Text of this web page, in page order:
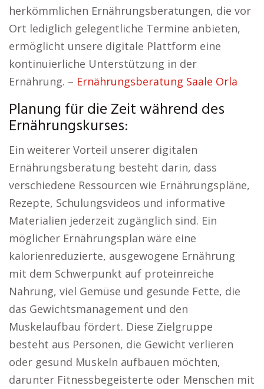
herkömmlichen Ernährungsberatungen, die vor
Ort lediglich gelegentliche Termine anbieten,
ermöglicht unsere digitale Plattform eine
kontinuierliche Unterstützung in der
Ernährung. – Ernährungsberatung Saale Orla
Planung für die Zeit während des
Ernährungskurses:
Ein weiterer Vorteil unserer digitalen
Ernährungsberatung besteht darin, dass
verschiedene Ressourcen wie Ernährungspläne,
Rezepte, Schulungsvideos und informative
Materialien jederzeit zugänglich sind. Ein
möglicher Ernährungsplan wäre eine
kalorienreduzierte, ausgewogene Ernährung
mit dem Schwerpunkt auf proteinreiche
Nahrung, viel Gemüse und gesunde Fette, die
das Gewichtsmanagement und den
Muskelaufbau fördert. Diese Zielgruppe
besteht aus Personen, die Gewicht verlieren
oder gesund Muskeln aufbauen möchten,
darunter Fitnessbegeisterte oder Menschen mit